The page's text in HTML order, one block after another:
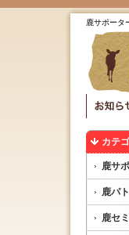
鹿サポータ
カテ
鹿サ
鹿パ
鹿セ